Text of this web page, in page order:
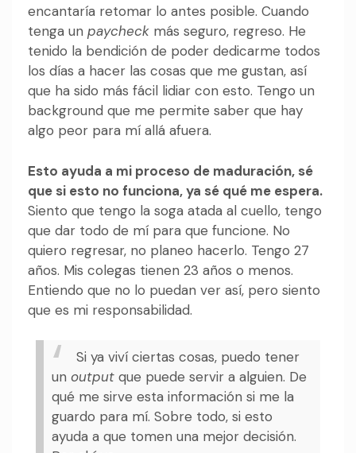
encantaría retomar lo antes posible. Cuando
tenga un paycheck más seguro, regreso. He
tenido la bendición de poder dedicarme todos
los días a hacer las cosas que me gustan, así
que ha sido más fácil lidiar con esto. Tengo un
background que me permite saber que hay
algo peor para mí allá afuera.
Esto ayuda a mi proceso de maduración, sé
que si esto no funciona, ya sé qué me espera.
Siento que tengo la soga atada al cuello, tengo
que dar todo de mí para que funcione. No
quiero regresar, no planeo hacerlo. Tengo 27
años. Mis colegas tienen 23 años o menos.
Entiendo que no lo puedan ver así, pero siento
que es mi responsabilidad.
Si ya viví ciertas cosas, puedo tener
un output que puede servir a alguien. De
qué me sirve esta información si me la
guardo para mí. Sobre todo, si esto
ayuda a que tomen una mejor decisión.